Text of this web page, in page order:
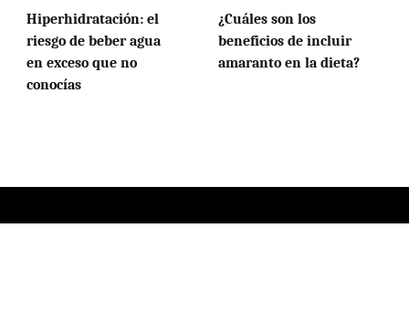
Hiperhidratación: el
riesgo de beber agua
en exceso que no
conocías
¿Cuáles son los
beneficios de incluir
amaranto en la dieta?